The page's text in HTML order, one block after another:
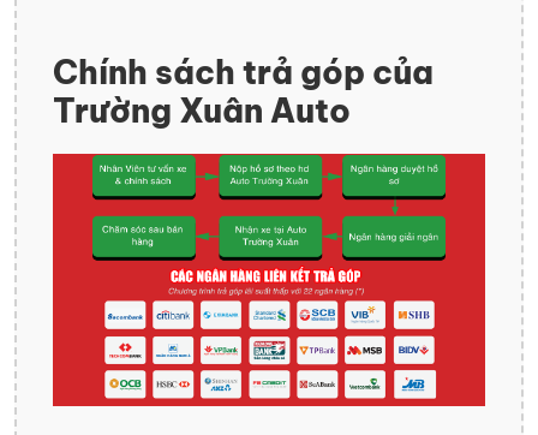
Chính sách trả góp của
Trường Xuân Auto